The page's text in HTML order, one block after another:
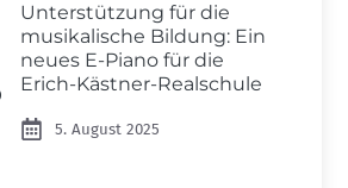
Unterstützung für die
musikalische Bildung: Ein
neues E-Piano für die
Erich-Kästner-Realschule
5. August 2025